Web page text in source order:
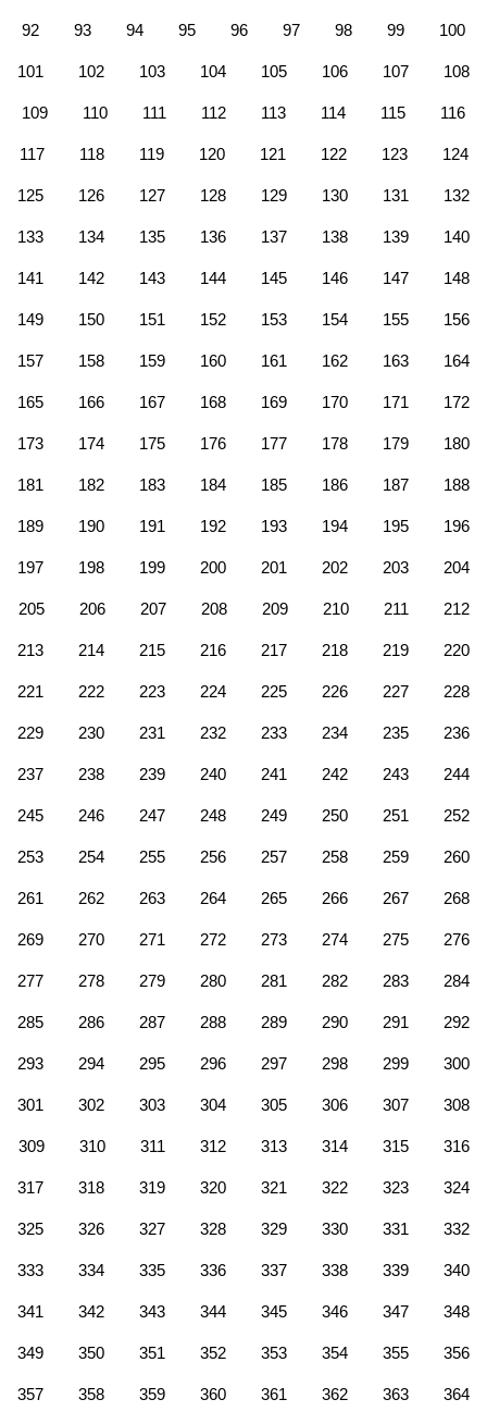
92 93 94 95 96 97 98 99 100
101 102 103 104 105 106 107 108
109 110 111 112 113 114 115 116
117 118 119 120 121 122 123 124
125 126 127 128 129 130 131 132
133 134 135 136 137 138 139 140
141 142 143 144 145 146 147 148
149 150 151 152 153 154 155 156
157 158 159 160 161 162 163 164
165 166 167 168 169 170 171 172
173 174 175 176 177 178 179 180
181 182 183 184 185 186 187 188
189 190 191 192 193 194 195 196
197 198 199 200 201 202 203 204
205 206 207 208 209 210 211 212
213 214 215 216 217 218 219 220
221 222 223 224 225 226 227 228
229 230 231 232 233 234 235 236
237 238 239 240 241 242 243 244
245 246 247 248 249 250 251 252
253 254 255 256 257 258 259 260
261 262 263 264 265 266 267 268
269 270 271 272 273 274 275 276
277 278 279 280 281 282 283 284
285 286 287 288 289 290 291 292
293 294 295 296 297 298 299 300
301 302 303 304 305 306 307 308
309 310 311 312 313 314 315 316
317 318 319 320 321 322 323 324
325 326 327 328 329 330 331 332
333 334 335 336 337 338 339 340
341 342 343 344 345 346 347 348
349 350 351 352 353 354 355 356
357 358 359 360 361 362 363 364